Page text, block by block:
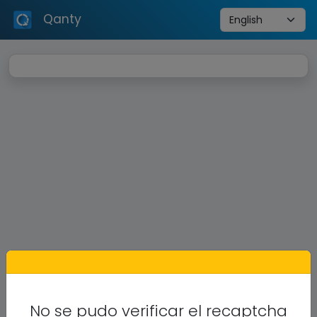
Qanty
No se pudo verificar el recaptcha